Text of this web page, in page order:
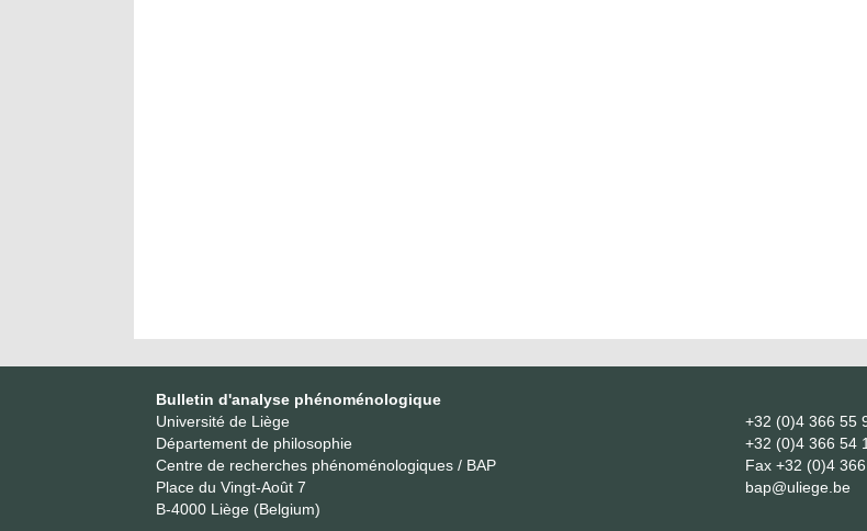
Bulletin d'analyse phénoménologique
Université de Liège
Département de philosophie
Centre de recherches phénoménologiques / BAP
Place du Vingt-Août 7
B-4000 Liège (Belgium)
+32 (0)4 366 55
+32 (0)4 366 54
Fax +32 (0)4
bap@uliege.be